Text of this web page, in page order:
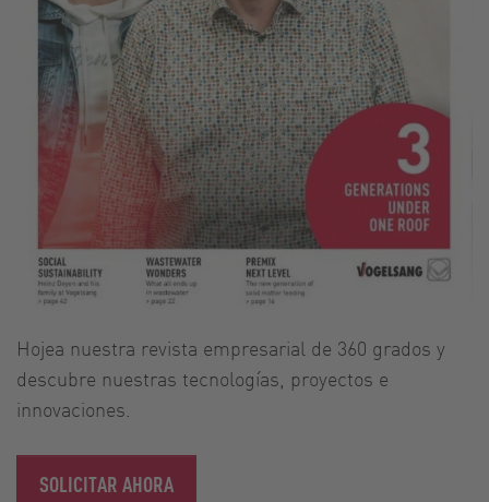
Hojea nuestra revista empresarial de 360 grados y
descubre nuestras tecnologías, proyectos e
innovaciones.
SOLICITAR AHORA